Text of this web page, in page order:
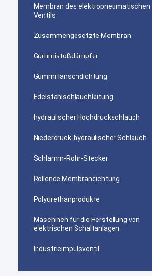
Membran des elektropneumatischen
Ventils
Zusammengesetzte Membran
Gummistoßdämpfer
Gummiflanschdichtung
Edelstahlschlauchleitung
hydraulischer Hochdruckschlauch
Niederdruck-hydraulischer Schlauch
Schlamm-Rohr-Stecker
Rollende Membrandichtung
Polyurethanprodukte
Maschinen für die Herstellung von
elektrischen Schaltanlagen
Industrieimpulsventil